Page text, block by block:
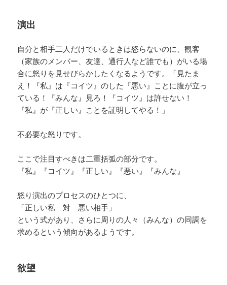
演出
自分と相手二人だけでいるときは怒らないのに、観客
（家族のメンバー、友達、通行人など誰でも）がいる場
合に怒りを見せびらかしたくなるようです。「見たま
え！『私』は『コイツ』のした『悪い』ことに腹が立っ
ている！『みんな』見ろ！『コイツ』は許せない！
『私』が『正しい』ことを証明してやる！」
不必要な怒りです。
ここで注目すべきは二重括弧の部分です。
『私』『コイツ』『正しい』『悪い』『みんな』
怒り演出のプロセスのひとつに、
「正しい私 対 悪い相手」
という式があり、さらに周りの人々（みんな）の同調を
求めるという傾向があるようです。
欲望